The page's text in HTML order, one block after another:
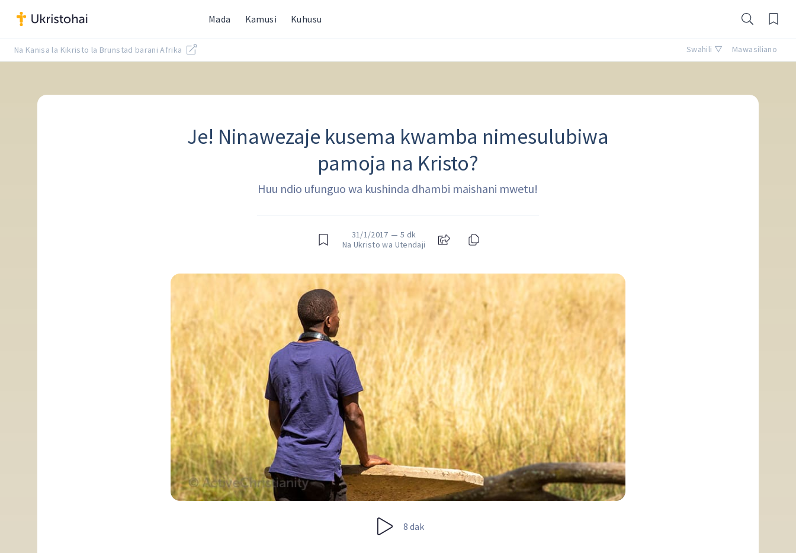
Mada Kamusi Kuhusu
Na Kanisa la Kikristo la Brunstad barani Afrika Swahili ▽ Mawasiliano
Je! Ninawezaje kusema kwamba nimesulubiwa
pamoja na Kristo?
Huu ndio ufunguo wa kushinda dhambi maishani mwetu!
31/1/2017 — 5 dk
Na Ukristo wa Utendaji
8 dak